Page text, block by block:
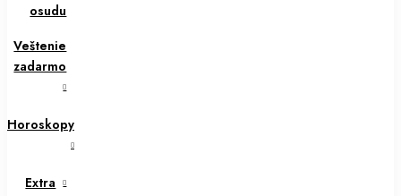
osudu
Veštenie
zadarmo
Horoskopy
Extra